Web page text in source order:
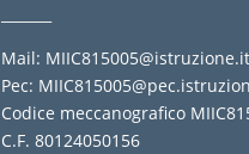
Mail: MIIC815005@istruzione.it
Pec:
Codice meccanografico
C.F. 80124050156